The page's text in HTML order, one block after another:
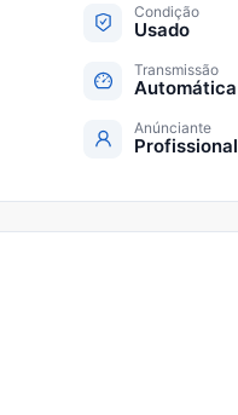
Condição
Usado
Transmissão
Automática
Anúnciante
Profissional